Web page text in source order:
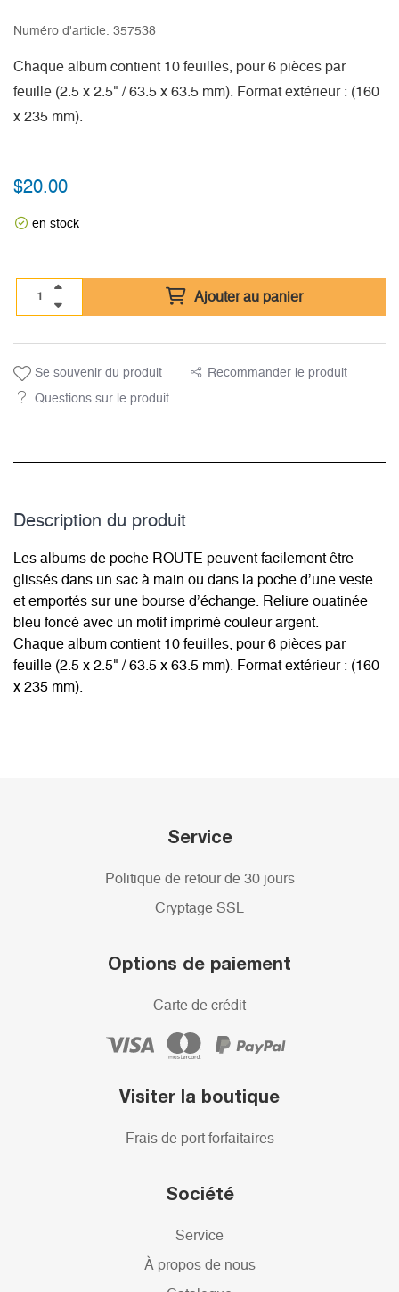
Numéro d'article: 357538
Chaque album contient 10 feuilles, pour 6 pièces par
feuille (2.5 x 2.5" / 63.5 x 63.5 mm). Format extérieur : (160
x 235 mm).
$20.00
en stock
Ajouter au panier
Se souvenir du produit Recommander le produit
Questions sur le produit
Description du­ produit
Les albums de poche ROUTE peuvent facilement être
glissés dans un sac à main ou dans la poche d’une veste
et emportés sur une bourse d’échange. Reliure ouatinée
bleu foncé avec un motif imprimé couleur argent.
Chaque album contient 10 feuilles, pour 6 pièces par
feuille (2.5 x 2.5" / 63.5 x 63.5 mm). Format extérieur : (160
x 235 mm).
Service
Politique de retour de 30 jours
Cryptage SSL
Options de paiement
Carte de crédit
Visiter la boutique
Frais de port forfaitaires
Société
Service
À propos de nous